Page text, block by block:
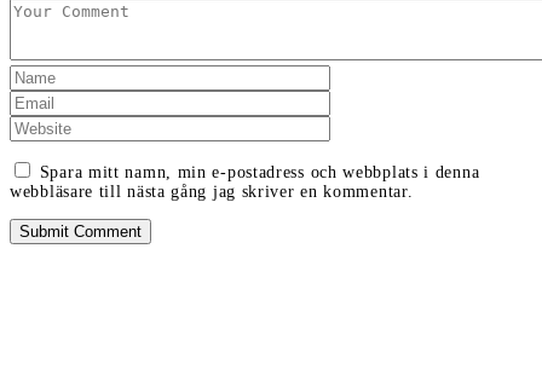
Spara mitt namn, min e-postadress och webbplats i denna
webbläsare till nästa gång jag skriver en kommentar.